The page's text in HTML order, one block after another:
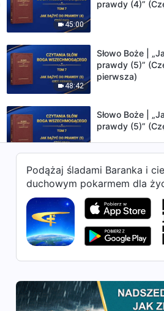
45:00
prawdy (4)”
48:42
Słowo Boże |
prawdy (5)”
pierwsza)
Słowo Boże |
prawdy (5)”
50:58
Słowo Boże |
prawdy (5)”
Słowo Boże |
prawdy (5)”
Słowo Boże |
prawdy (5)”
Podążaj śladami Baranka i
duchowym pokarmem dla